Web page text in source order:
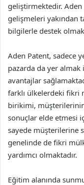
geliştirmektedir. Aden
gelişmeleri yakından
bilgilerle destek
Aden Patent, sadece
pazarda da yer
avantajlar
farklı ülkelerdeki fikri
birikimi,
sonuçlar elde etmesi
sayede müşterilerine
genelinde de fikri
yardımcı olmaktadır.
Eğitim alanında